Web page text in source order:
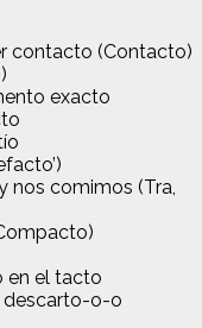
contacto (Contacto)
exacto
nos comimos (Tra,
en el tacto
descarto-o-o